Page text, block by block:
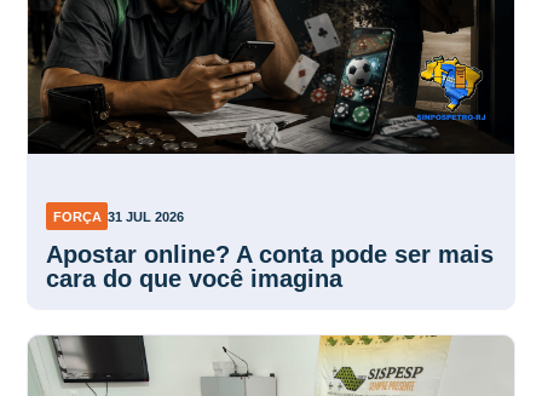
FORÇA 31 JUL 2026
Apostar online? A conta pode ser mais
cara do que você imagina